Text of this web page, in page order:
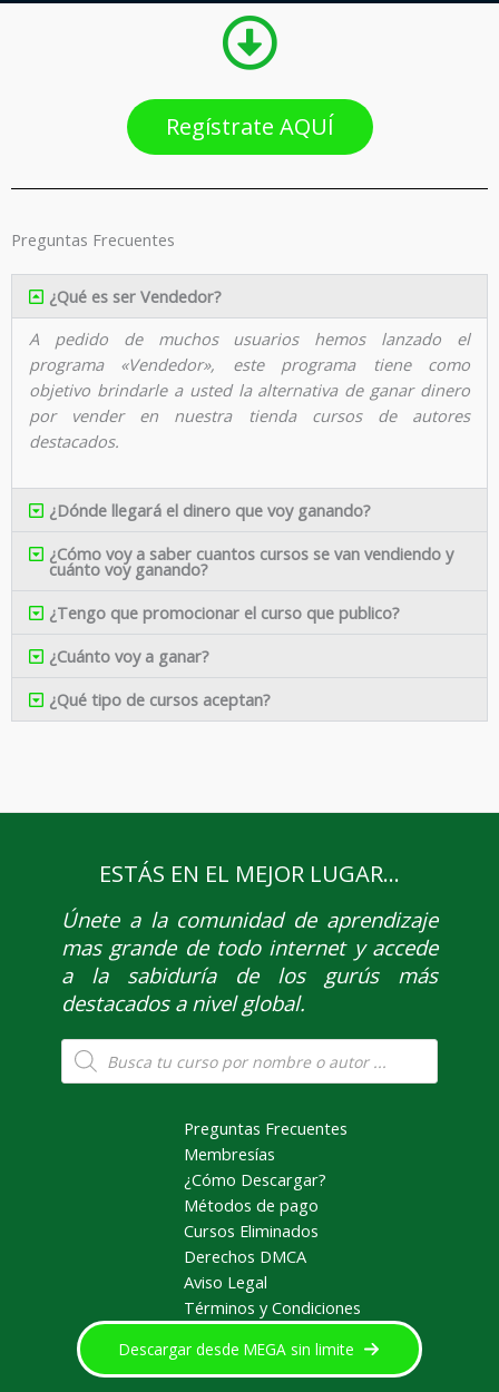
Regístrate AQUÍ
Preguntas Frecuentes
¿Qué es ser Vendedor?
A pedido de muchos usuarios hemos lanzado el
programa «Vendedor», este programa tiene como
objetivo brindarle a usted la alternativa de ganar dinero
por vender en nuestra tienda cursos de autores
destacados.
¿Dónde llegará el dinero que voy ganando?
¿Cómo voy a saber cuantos cursos se van vendiendo y
cuánto voy ganando?
¿Tengo que promocionar el curso que publico?
¿Cuánto voy a ganar?
¿Qué tipo de cursos aceptan?
ESTÁS EN EL MEJOR LUGAR...
Únetea la comunidad de aprendizaje
mas grande de todo internet y accede
a la sabiduría de los gurús más
destacados a nivel global.
Búsqueda
de
productos
Preguntas Frecuentes
Membresías
¿Cómo Descargar?
Métodos de pago
Cursos Eliminados
Derechos DMCA
Aviso Legal
Términos y Condiciones
Descargar desde MEGA sin limite